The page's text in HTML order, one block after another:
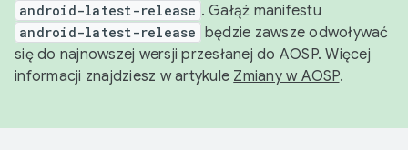
android-latest-release . Gałąź manifestu
android-latest-release będzie zawsze odwoływać
się do najnowszej wersji przesłanej do AOSP. Więcej
informacji znajdziesz w artykule Zmiany w AOSP.